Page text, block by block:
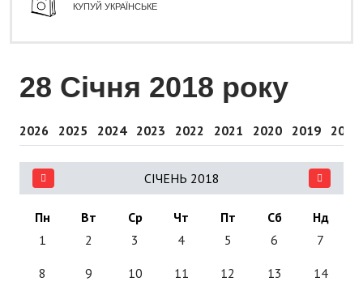
КУПУЙ УКРАЇНСЬКЕ
28 Січня 2018 року
2026 2025 2024 2023 2022 2021 2020 2019 2018
СІЧЕНЬ 2018
Пн Вт Ср Чт Пт Сб
Нд
1
2 3 4 5 6 7
8 9 10 11 12 13 14